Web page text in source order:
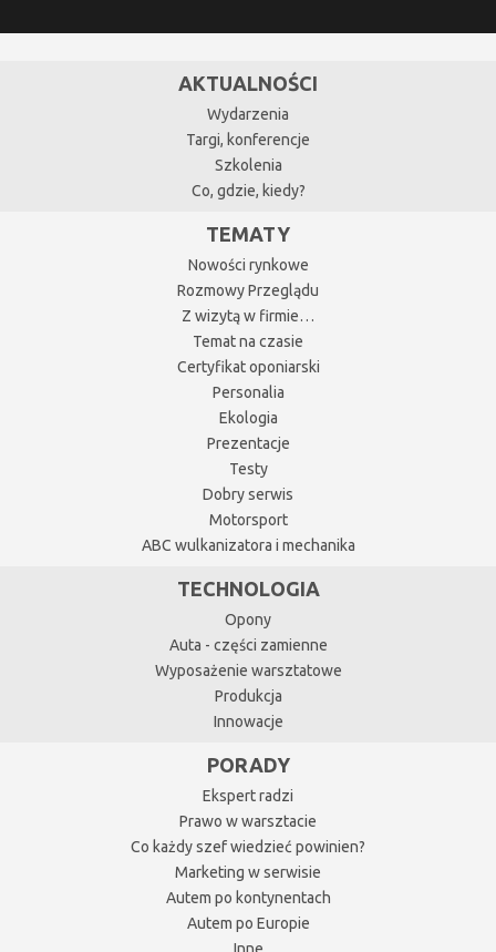
AKTUALNOŚCI
Wydarzenia
Targi, konferencje
Szkolenia
Co, gdzie, kiedy?
TEMATY
Nowości rynkowe
Rozmowy Przeglądu
Z wizytą w firmie…
Temat na czasie
Certyfikat oponiarski
Personalia
Ekologia
Prezentacje
Testy
Dobry serwis
Motorsport
ABC wulkanizatora i mechanika
TECHNOLOGIA
Opony
Auta - części zamienne
Wyposażenie warsztatowe
Produkcja
Innowacje
PORADY
Ekspert radzi
Prawo w warsztacie
Co każdy szef wiedzieć powinien?
Marketing w serwisie
Autem po kontynentach
Autem po Europie